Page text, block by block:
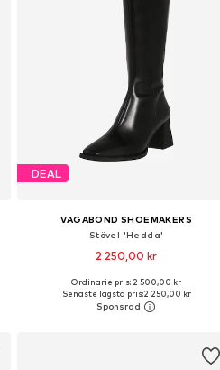
DEAL
VAGABOND SHOEMAKERS
Stövel 'Hedda'
2 250,00 kr
Tillgänglig i många storlekar
Lägg till i varukorgen
Ordinarie pris: 2 500,00 kr
Senaste lägsta pris:2 250,00 kr